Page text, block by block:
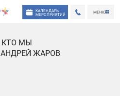
КАЛЕНДАРЬ
МЕРОПРИЯТИЙ
МЕНЮ
КТО МЫ
АНДРЕЙ ЖАРОВ